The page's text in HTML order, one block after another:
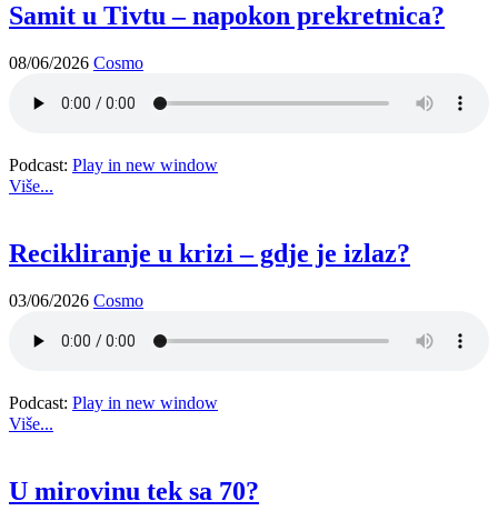
Samit u Tivtu – napokon prekretnica?
08/06/2026 Cosmo
Podcast: Play in new window
Više...
Recikliranje u krizi – gdje je izlaz?
03/06/2026 Cosmo
Podcast: Play in new window
Više...
U mirovinu tek sa 70?